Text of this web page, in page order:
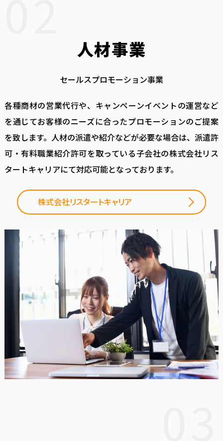
人材事業
セールスプロモーション事業
各種商材の営業代行や、キャンペーンイベントの運営など
を通じてお客様のニーズに合ったプロモーションのご提案
を致します。人材の派遣や紹介などが必要な場合は、派遣許
可・有料職業紹介許可を取っている子会社の株式会社リス
タートキャリアにて対応可能となっております。
株式会社リスタートキャリア